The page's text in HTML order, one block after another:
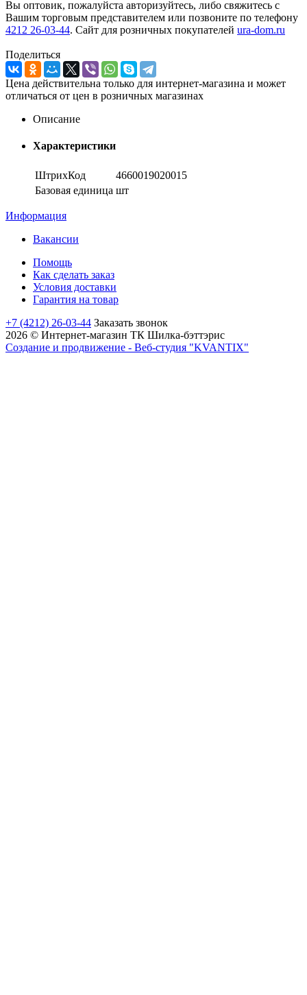
Вы оптовик, пожалуйста авторизуйтесь, либо свяжитесь с
Вашим торговым представителем или позвоните по телефону
4212 26-03-44. Сайт для розничных покупателей ura-dom.ru
Поделиться
Цена действительна только для интернет-магазина и может
отличаться от цен в розничных магазинах
Описание
Характеристики
ШтрихКод
4660019020015
Базовая единица шт
Информация
Вакансии
Помощь
Как сделать заказ
Условия доставки
Гарантия на товар
+7 (4212) 26-03-44 Заказать звонок
2026 © Интернет-магазин ТК Шилка-бэттэрис
Создание и продвижение - Веб-студия "KVANTIX"